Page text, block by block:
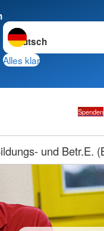
Sprache wechseln zu
Alles klar
Spenden
und Betr.E.